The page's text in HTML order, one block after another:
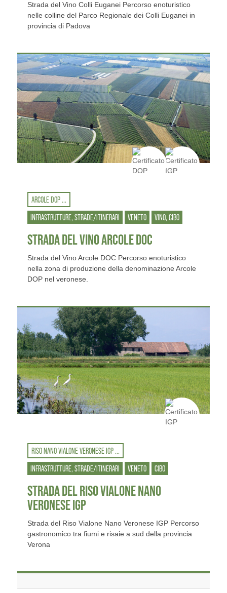
Strada del Vino Colli Euganei Percorso enoturistico
nelle colline del Parco Regionale dei Colli Euganei in
provincia di Padova
ARCOLE DOP ...
INFRASTRUTTURE, STRADE/ITINERARI
VENETO VINO, CIBO
STRADA DEL VINO ARCOLE DOC
Strada del Vino Arcole DOC Percorso enoturistico
nella zona di produzione della denominazione Arcole
DOP nel veronese.
RISO NANO VIALONE VERONESE IGP ...
INFRASTRUTTURE, STRADE/ITINERARI
VENETO CIBO
STRADA DEL RISO VIALONE NANO
VERONESE IGP
Strada del Riso Vialone Nano Veronese IGP Percorso
gastronomico tra fiumi e risaie a sud della provincia
Verona